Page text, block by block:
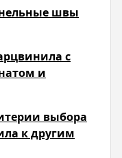
швы
с
и
выбора
к другим